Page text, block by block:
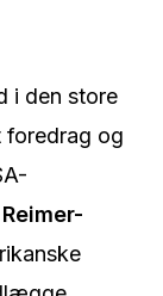
i den store
foredrag og